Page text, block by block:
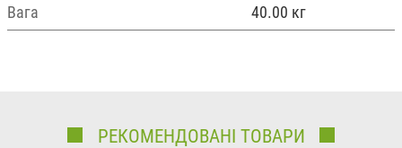
Вага 40.00 кг
РЕКОМЕНДОВАНІ ТОВАРИ